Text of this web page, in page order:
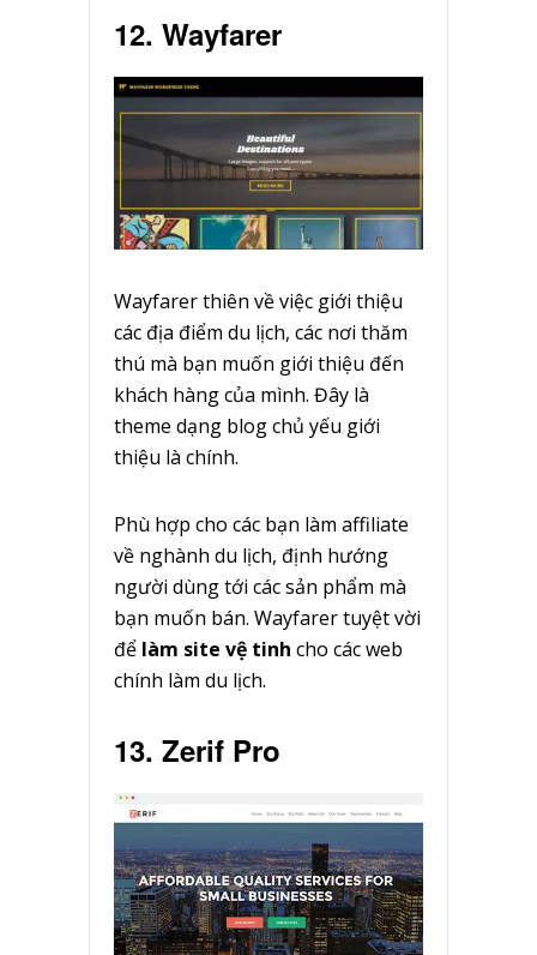
12. Wayfarer
Wayfarer thiên về việc giới thiệu
các địa điểm du lịch, các nơi thăm
thú mà bạn muốn giới thiệu đến
khách hàng của mình. Đây là
theme dạng blog chủ yếu giới
thiệu là chính.
Phù hợp cho các bạn làm affiliate
về nghành du lịch, định hướng
người dùng tới các sản phẩm mà
bạn muốn bán. Wayfarer tuyệt vời
để làm site vệ tinh cho các web
chính làm du lịch.
13. Zerif Pro